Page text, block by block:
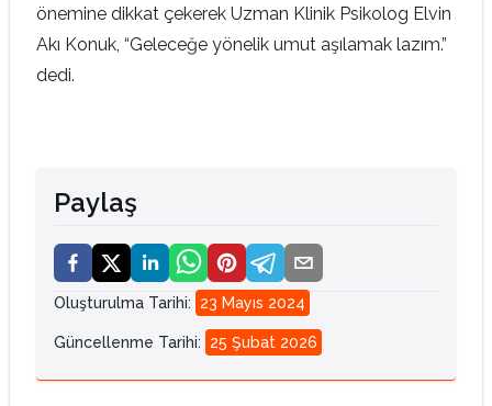
önemine dikkat çekerek Uzman Klinik Psikolog Elvin
Akı Konuk, “Geleceğe yönelik umut aşılamak lazım.”
dedi.
Paylaş
Oluşturulma Tarihi: 23 Mayıs 2024
Güncellenme Tarihi: 25 Şubat 2026